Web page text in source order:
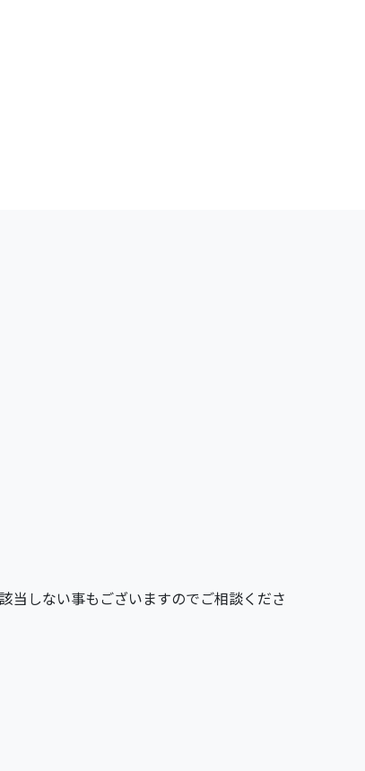
当しない事もございますのでご相談くださ